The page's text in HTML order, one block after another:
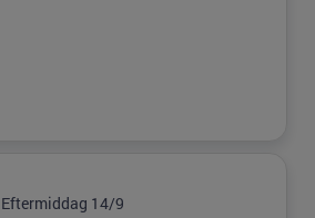
Eftermiddag 14/9